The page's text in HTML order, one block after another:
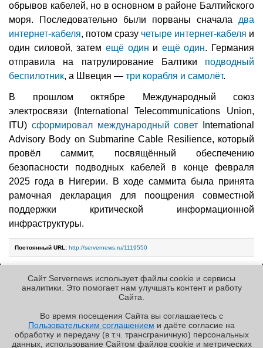
✖
обрывов кабелей, но в основном в районе Балтийского
моря. Последовательно были порваны сначала два
интернет-кабеля, потом сразу четыре интернет-кабеля и
один силовой, затем ещё один и ещё один. Германия
отправила на патрулирование Балтики подводный
беспилотник, а Швеция — три корабля и самолёт.
В прошлом октябре Международный союз
электросвязи (International Telecommunications Union,
ITU) сформировал международный совет International
Advisory Body on Submarine Cable Resilience, который
провёл саммит, посвящённый обеспечению
безопасности подводных кабелей в конце февраля
2025 года в Нигерии. В ходе саммита была принята
рамочная декларация для поощрения совместной
поддержки критической информационной
инфраструктуры.
Постоянный URL: http://servernews.ru/1119550
Следующие новости »
РЕКЛАМА • ООО «ЛАБОРАТОРИЯ ЧИСЛИТЕЛЬ»
Copyright ©2010-2026
Servernews.Пользовательское
Сайт Servernews использует файлы cookie и сервисы
аналитики. Это помогает нам улучшать контент и работу
Cайта.
Во время посещения Cайта вы соглашаетесь с
Пользовательским соглашением и даёте согласие на
обработку и передачу (в т.ч. трансграничную) персональных
данных, использование Cайтом файлов cookie и метрических